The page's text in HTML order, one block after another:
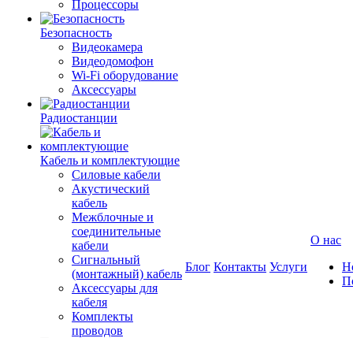
Процессоры
Безопасность
Видеокамера
Видеодомофон
Wi-Fi оборудование
Аксессуары
Радиостанции
Кабель и комплектующие
Силовые кабели
Акустический
кабель
Межблочные и
соединительные
кабели
Сигнальный
(монтажный) кабель
Аксессуары для
кабеля
Комплекты
проводов
Блог Контакты Услуги
О нас